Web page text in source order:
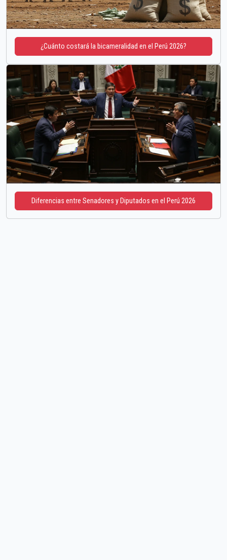
¿Cuánto costará la bicameralidad en el Perú 2026?
Diferencias entre Senadores y Diputados en el Perú 2026